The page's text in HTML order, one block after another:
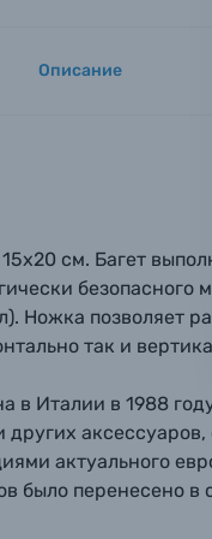
известных
Описание
см. Багет
Ножка позволяет
так и
в Италии в 1988
других
актуального
было перенесено